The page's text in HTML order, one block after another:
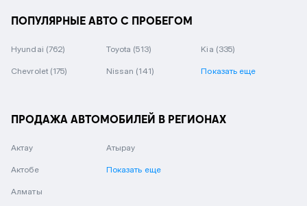
ПОПУЛЯРНЫЕ АВТО С ПРОБЕГОМ
Hyundai (762) Toyota (513) Kia (335)
Chevrolet (175) Nissan (141) Показать еще
ПРОДАЖА АВТОМОБИЛЕЙ В РЕГИОНАХ
Актау
Актобе
Алматы
Атырау
Показать еще